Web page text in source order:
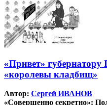
«Привет» губернатору
«королевы кладбищ»
Автор: Сергей ИВАНОВ
«Совершенно секретно»: